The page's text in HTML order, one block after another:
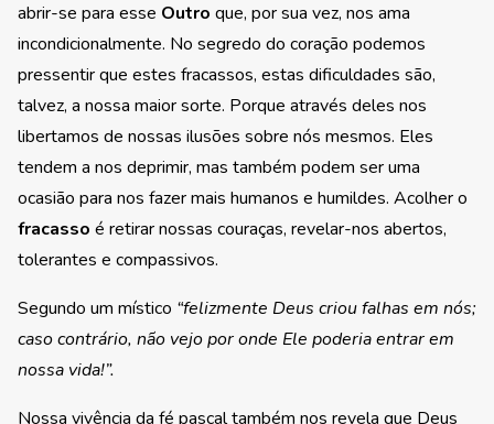
abrir-se para esse Outro que, por sua vez, nos ama
incondicionalmente. No segredo do coração podemos
pressentir que estes fracassos, estas dificuldades são,
talvez, a nossa maior sorte. Porque através deles nos
libertamos de nossas ilusões sobre nós mesmos. Eles
tendem a nos deprimir, mas também podem ser uma
ocasião para nos fazer mais humanos e humildes. Acolher o
fracasso é retirar nossas couraças, revelar-nos abertos,
tolerantes e compassivos.
Segundo um místico “felizmente Deus criou falhas em nós;
caso contrário, não vejo por onde Ele poderia entrar em
nossa vida!”.
Nossa vivência da fé pascal também nos revela que Deus